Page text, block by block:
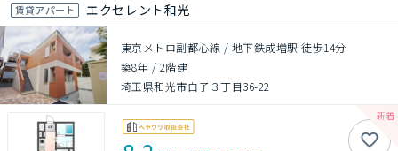
賃貸アパート エクセレント和光
東京メトロ副都心線 / 地下鉄成増駅 徒歩14分
築8年 / 2階建
埼玉県和光市白子３丁目36-22